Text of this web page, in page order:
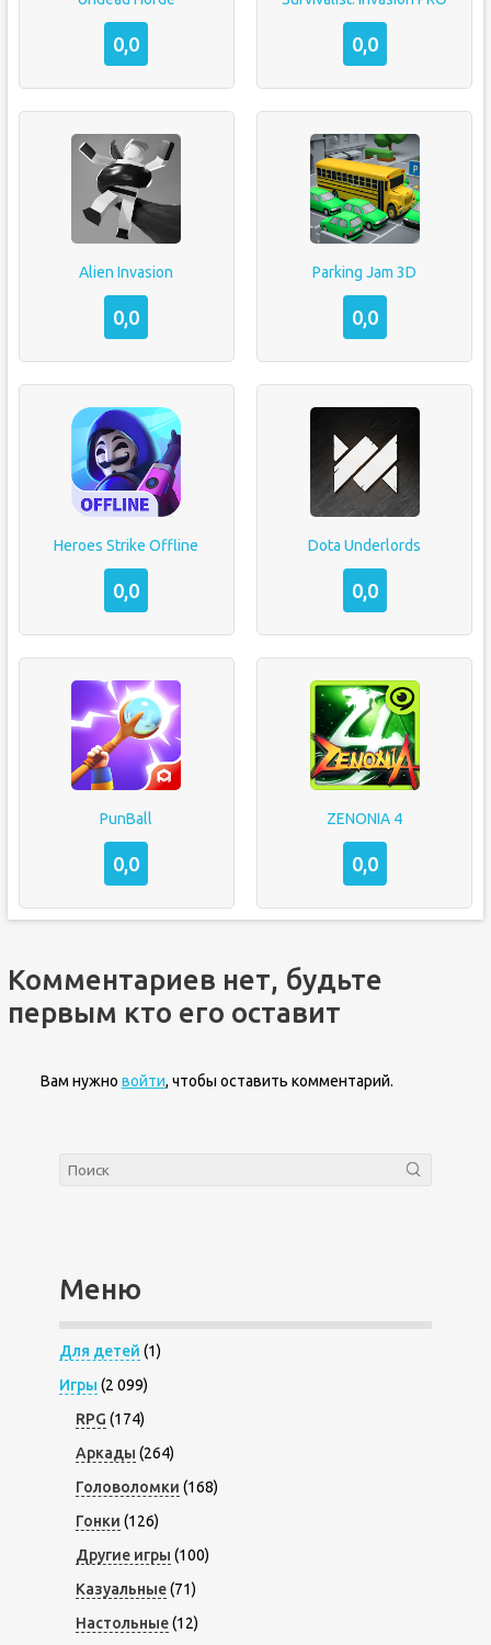
0,0 0,0
Alien Invasion
0,0
Parking Jam 3D
0,0
Heroes Strike Offline
0,0
Dota Underlords
0,0
PunBall
0,0
ZENONIA 4
0,0
Комментариев нет, будьте
первым кто его оставит
Вам нужно войти, чтобы оставить комментарий.
Меню
Для детей (1)
Игры (2 099)
RPG (174)
Аркады (264)
Головоломки (168)
Гонки (126)
Другие игры (100)
Казуальные(71)
Настольные(12)